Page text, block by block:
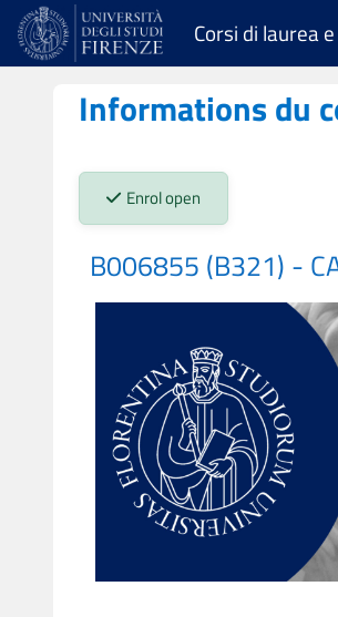
Passer au contenu principal
Corsi di laurea
Informations du
Stato iscrizioni:
Enrol open
B006855 (B321) -